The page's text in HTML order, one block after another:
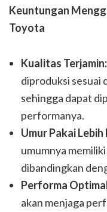
Keuntungan
Toyota
Kualitas Terjamin:
diproduksi sesuai
sehingga dapat
performanya.
Umur Pakai Lebih
umumnya
dibandingkan
Performa
akan menjaga